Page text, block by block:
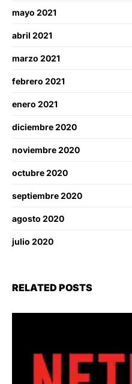
mayo 2021
abril 2021
marzo 2021
febrero 2021
enero 2021
diciembre 2020
noviembre 2020
octubre 2020
septiembre 2020
agosto 2020
julio 2020
RELATED POSTS